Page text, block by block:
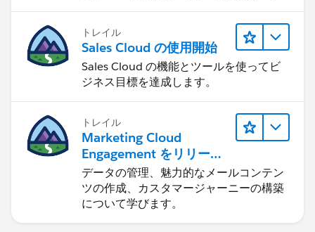
トレイル
Sales Cloud の使用開始
Sales Cloud の機能とツールを使ってビ
ジネス目標を達成します。
トレイル
Marketing Cloud
Engagement をリリース
する
データの管理、魅力的なメールコンテン
ツの作成、カスタマージャーニーの構築
について学びます。